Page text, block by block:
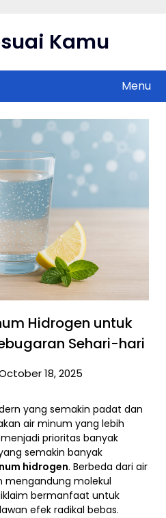
Kamu
Menu
Hidrogen untuk
Sehari-hari
18, 2025
yang semakin padat dan
air minum yang lebih
prioritas banyak
semakin banyak
hidrogen. Berbeda dari air
mengandung molekul
bermanfaat untuk
efek radikal bebas.